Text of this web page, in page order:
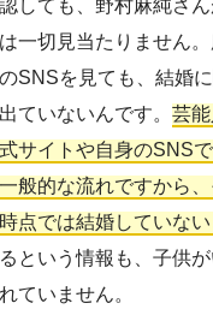
しても、野村麻純さ
一切見当たりません
SNSを見ても、結婚
ていないんです。 芸
サイトや自身のSNS
般的な流れですから
点では結婚していな
という情報も、子供が
ていません。